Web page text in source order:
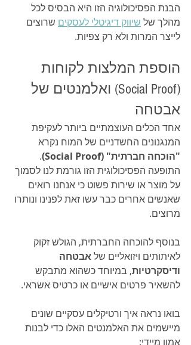
הבנת הפסיכולוגיה הזו היא הבסיס לכל
מהלך של שיווק דיגיטלי לעסקים שרוצים
לייצר המרות ולא רק צפיות.
הוספת המלצות לקוחות
(Social Proof) ואלמנטים של
אבטחה
אחד הכלים העוצמתיים ביותר לעקיפת
המנגנונים החשדניים של המוח נקרא
"הוכחה חברתית" (Social Proof)
.
התופעה הפסיכולוגית הזו גורמת לנו לסמוך
על מוצר או שירות פשוט כי אנחנו רואים
שאנשים אחרים כבר עשו זאת לפנינו ונותרו
מרוצים.
בנוסף להוכחה החברתית, הגולש זקוק
לאיתותים ויזואליים של אבטחה
ודיסקרטיות, במיוחד כשהוא מתבקש
להשאיר פרטים אישיים או כרטיס אשראי.
בואו נראה איך ורטיקלים עסקיים שונים
מיישמים את האלמנטים האלו כדי לבנות
אמון מיידי: